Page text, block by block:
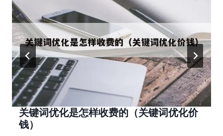
关键词优化是怎样收费的（关键词优化价
钱）